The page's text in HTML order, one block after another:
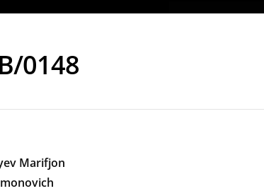
0148
Marifjon